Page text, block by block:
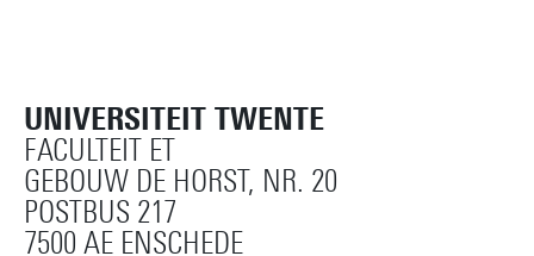
UNIVERSITEIT TWENTE
FACULTEIT ET
GEBOUW DE HORST, NR. 20
POSTBUS 217
7500 AE ENSCHEDE